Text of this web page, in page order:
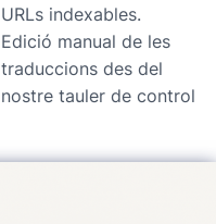
URLs indexables.
Edició manual de les
traduccions des del
nostre tauler de control